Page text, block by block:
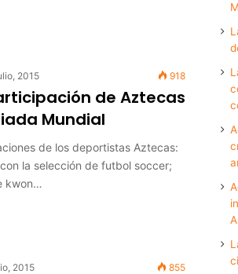
2015 918
de Aztecas
Mundial
de los deportistas Aztecas:
la selección de futbol soccer;
kwon…
2015 855